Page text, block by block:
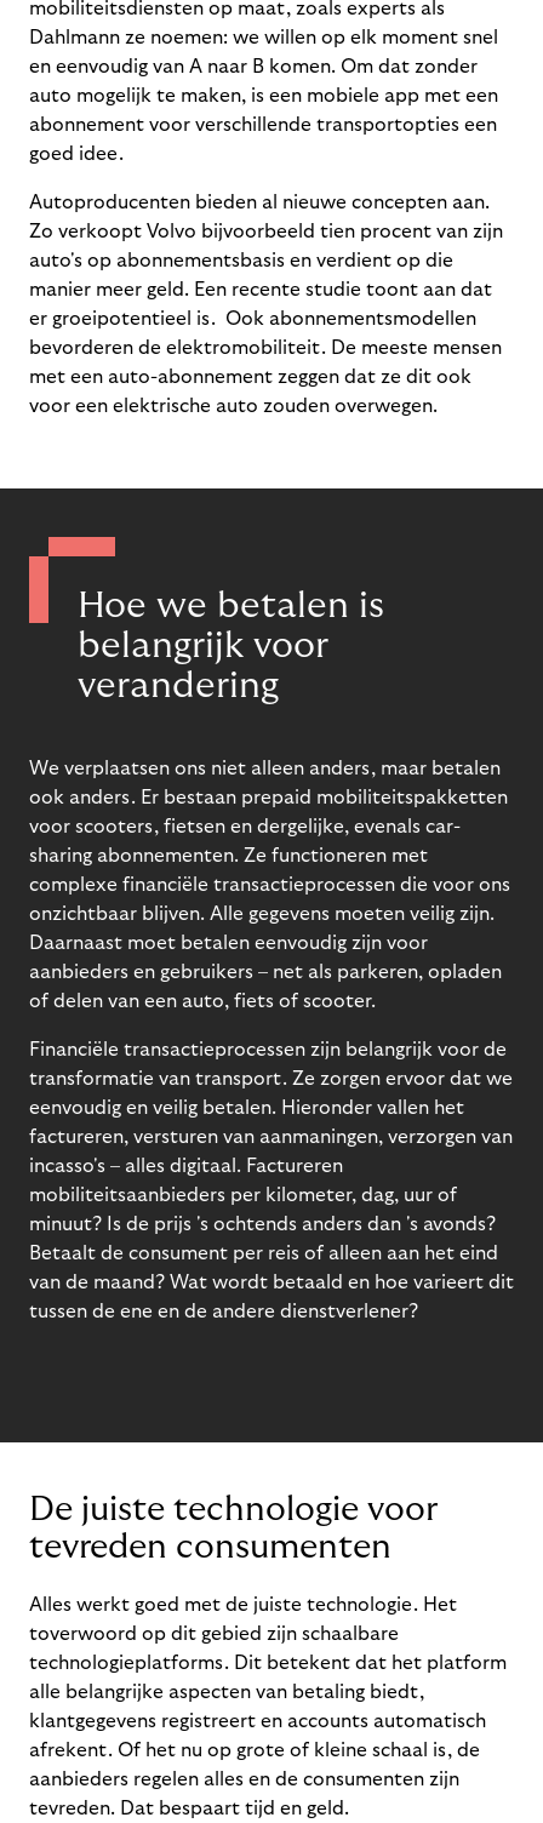
mobiliteitsdiensten op maat, zoals experts als
Dahlmann ze noemen: we willen op elk moment snel
en eenvoudig van A naar B komen. Om dat zonder
auto mogelijk te maken, is een mobiele app met een
abonnement voor verschillende transportopties een
goed idee.
Autoproducenten bieden al nieuwe concepten aan.
Zo verkoopt Volvo bijvoorbeeld tien procent van zijn
auto's op abonnementsbasis en verdient op die
manier meer geld. Een recente studie toont aan dat
er groeipotentieel is. Ook abonnementsmodellen
bevorderen de elektromobiliteit. De meeste mensen
met een auto-abonnement zeggen dat ze dit ook
voor een elektrische auto zouden overwegen.
Hoe we betalen is
belangrijk voor
verandering
We verplaatsen ons niet alleen anders, maar betalen
ook anders. Er bestaan prepaid mobiliteitspakketten
voor scooters, fietsen en dergelijke, evenals car-
sharing abonnementen. Ze functioneren met
complexe financiële transactieprocessen die voor ons
onzichtbaar blijven. Alle gegevens moeten veilig zijn.
Daarnaast moet betalen eenvoudig zijn voor
aanbieders en gebruikers – net als parkeren, opladen
of delen van een auto, fiets of scooter.
Financiële transactieprocessen zijn belangrijk voor de
transformatie van transport. Ze zorgen ervoor dat we
eenvoudig en veilig betalen. Hieronder vallen het
factureren, versturen van aanmaningen, verzorgen van
incasso's – alles digitaal. Factureren
mobiliteitsaanbieders per kilometer, dag, uur of
minuut? Is de prijs 's ochtends anders dan 's avonds?
Betaalt de consument per reis of alleen aan het eind
van de maand? Wat wordt betaald en hoe varieert dit
tussen de ene en de andere dienstverlener?
De juiste technologie voor
tevreden consumenten
Alles werkt goed met de juiste technologie. Het
toverwoord op dit gebied zijn schaalbare
technologieplatforms. Dit betekent dat het platform
alle belangrijke aspecten van betaling biedt,
klantgegevens registreert en accounts automatisch
afrekent. Of het nu op grote of kleine schaal is, de
aanbieders regelen alles en de consumenten zijn
tevreden. Dat bespaart tijd en geld.